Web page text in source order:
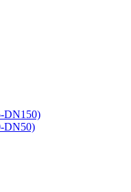
DN150)
DN50)